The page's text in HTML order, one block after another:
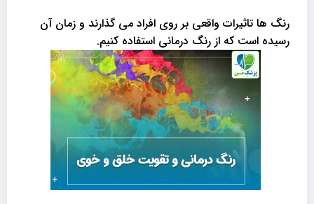
رنگ ها تاثیرات واقعی بر روی افراد می گذارند و زمان آن
رسیده است که از رنگ درمانی استفاده کنیم.